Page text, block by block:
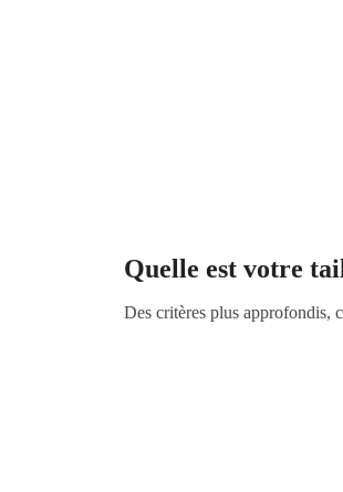
Quelle est votre
Des critères plus approfondis,